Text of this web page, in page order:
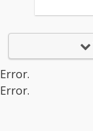
Error.
Error.